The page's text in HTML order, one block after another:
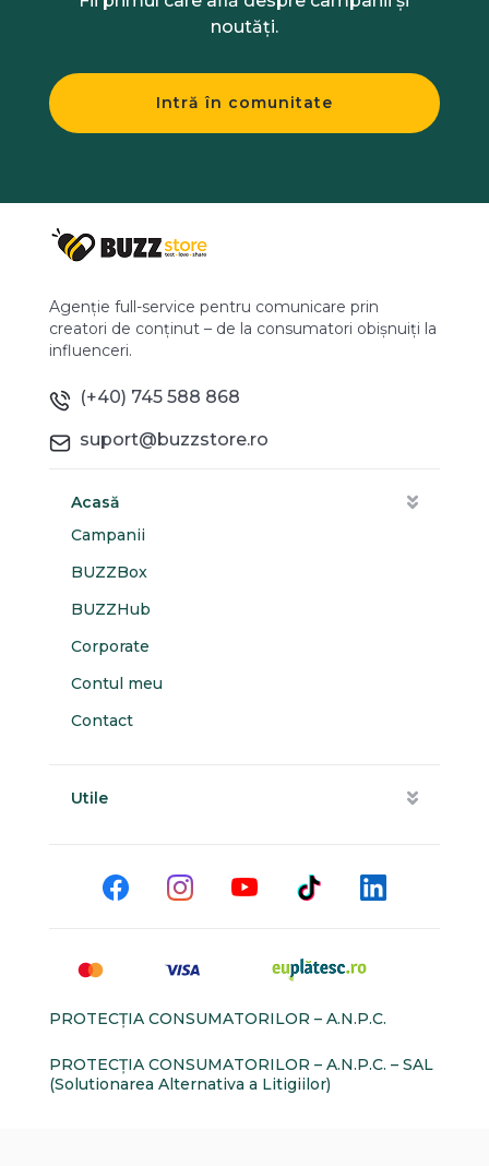
noutăți.
Intră în comunitate
Agenție full-service pentru comunicare prin
creatori de conținut – de la consumatori obișnuiți la
influenceri.
(+40) 745 588 868
suport@buzzstore.ro
Acasă
Campanii
BUZZBox
BUZZHub
Corporate
Contul meu
Contact
Utile
PROTECŢIA CONSUMATORILOR – A.N.P.C.
PROTECŢIA CONSUMATORILOR – A.N.P.C. – SAL
(Solutionarea Alternativa a Litigiilor)